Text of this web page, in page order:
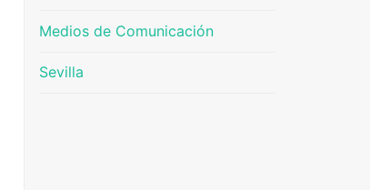
Medios de Comunicación
Sevilla